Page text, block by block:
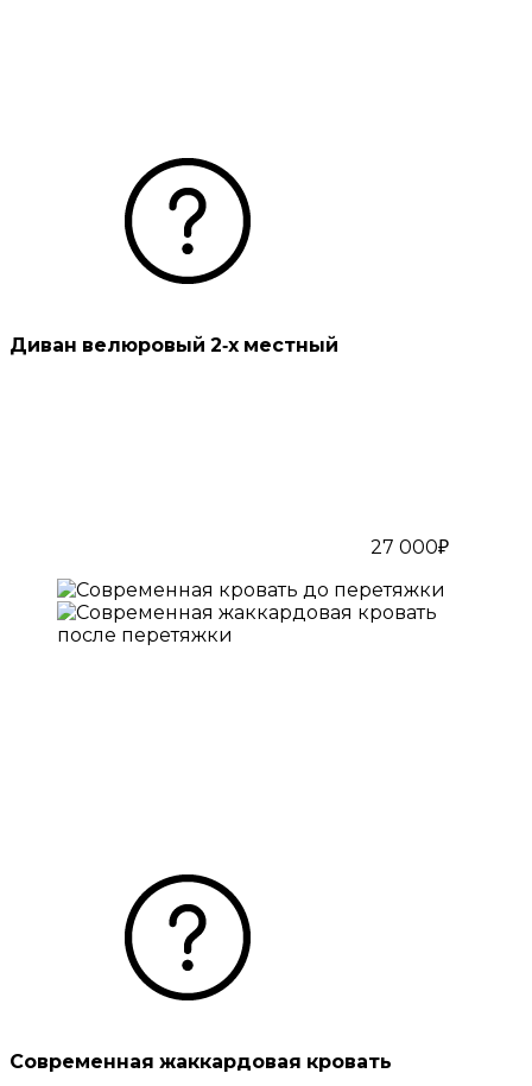
Диван велюровый 2-х местный
27 000₽
Современная жаккардовая кровать